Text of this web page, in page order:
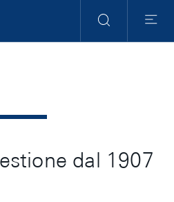
Navigation
Ricerca Menu
dal 1907